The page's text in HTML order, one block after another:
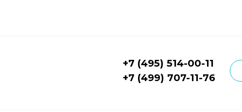
+7 (495) 514-00-11
+7 (499) 707-11-76